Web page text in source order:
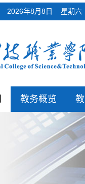
2026年8月8日 星期
教务概览